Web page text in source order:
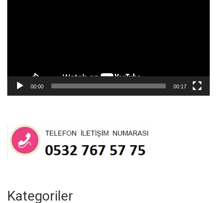
00:00 00:17
Kategoriler